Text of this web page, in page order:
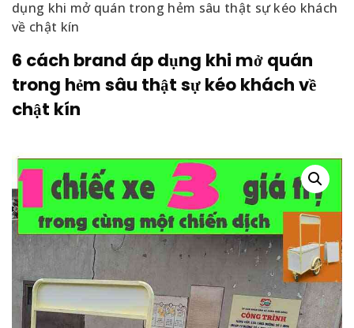
dụng khi mở quán trong hẻm sâu thật sự kéo khách
về chật kín
6 cách brand áp dụng khi mở quán
trong hẻm sâu thật sự kéo khách về
chật kín